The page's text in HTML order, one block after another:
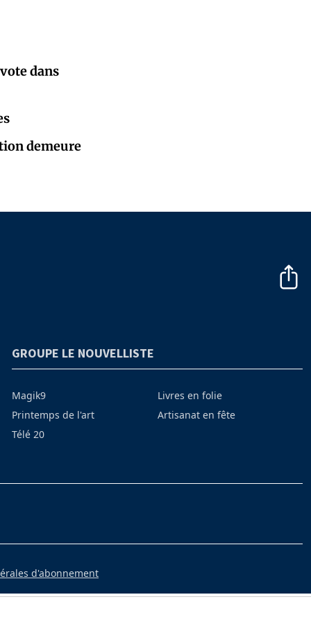
dans
demeure
GROUPE LE NOUVELLISTE
Magik9
Printemps de l'art
Télé 20
Livres en folie
Artisanat en fête
d'abonnement